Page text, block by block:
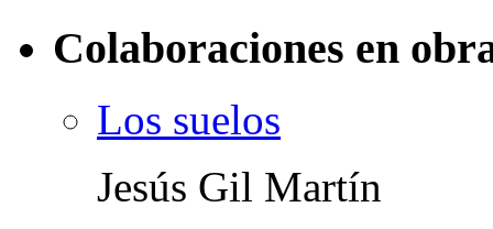
Colaboraciones en
Los suelos
Jesús Gil Martín